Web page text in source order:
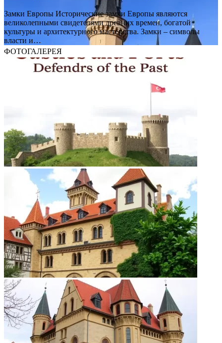
Замки Европы Исторические замки Европы являются
великолепными свидетелями древних времен, богатой
культуры и архитектурного мастерства. Замки – символы
власти и…
ФОТОГАЛЕРЕЯ